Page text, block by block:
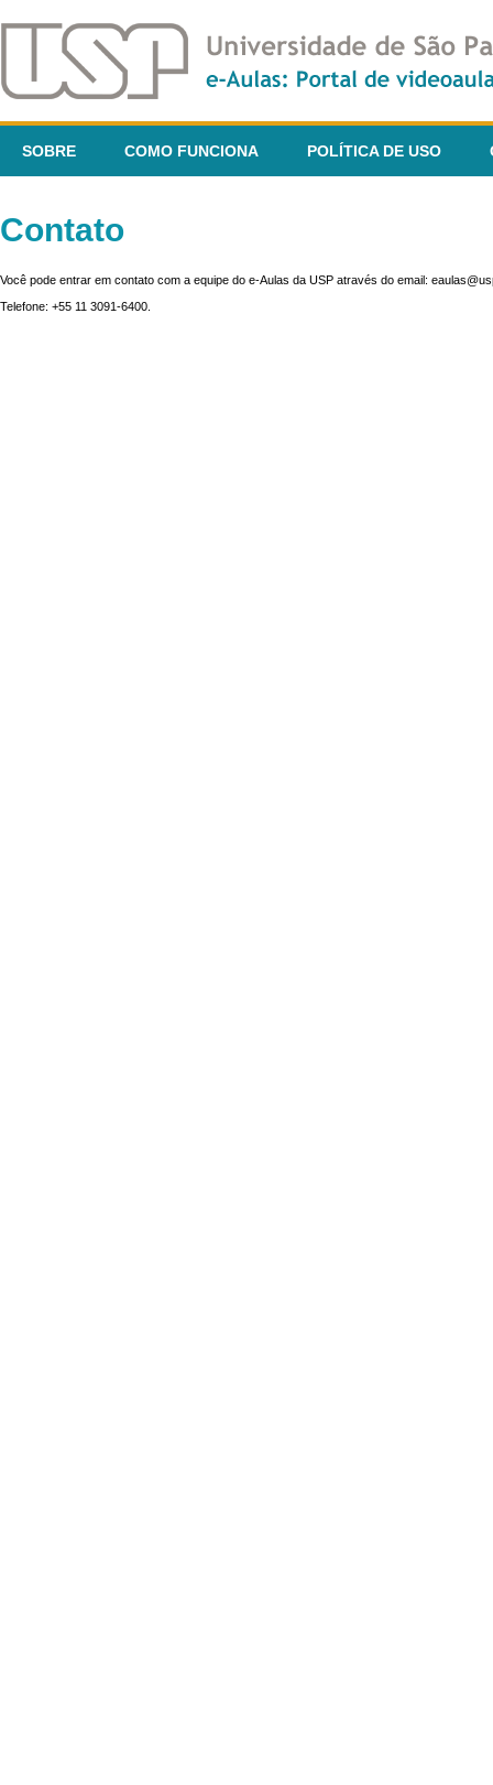
SOBRE COMO FUNCIONA POLÍTICA DE USO
Contato
Você pode entrar em contato com a equipe do e-Aulas da USP através do email:
Telefone: +55 11 3091-6400.